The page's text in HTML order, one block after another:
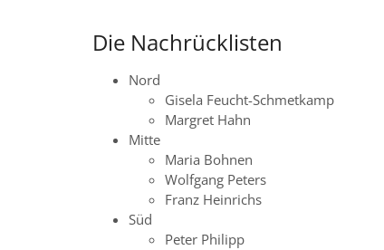
Die Nachrücklisten
Nord
Gisela Feucht-Schmetkamp
Margret Hahn
Mitte
Maria Bohnen
Wolfgang Peters
Franz Heinrichs
Süd
Peter Philipp